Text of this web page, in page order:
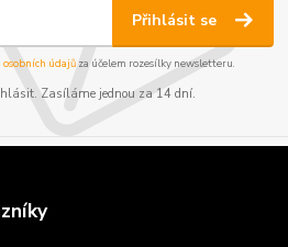
Přihlásit se
údajůza účelem rozesílky newsletteru.
Zasíláme jednou za 14 dní.